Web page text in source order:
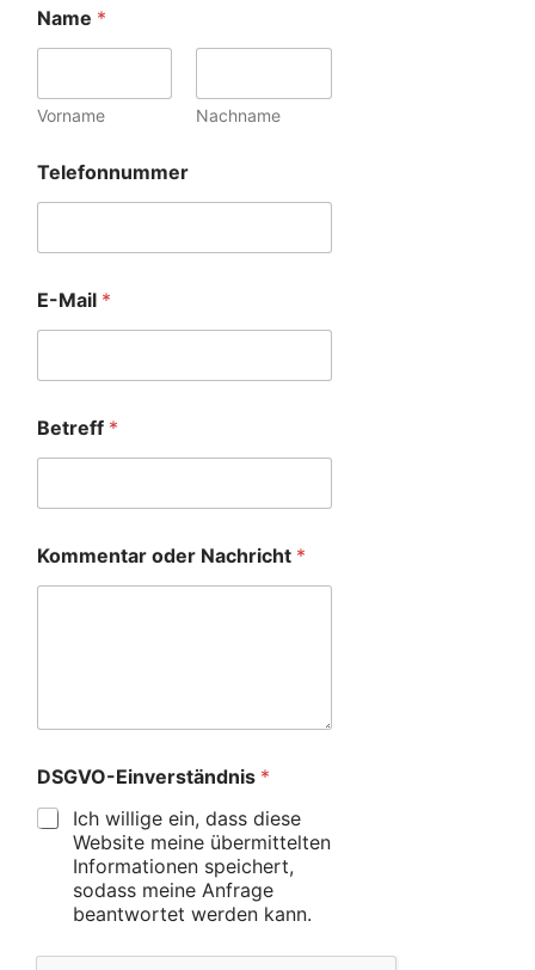
Name *
Vorname Nachname
Telefonnummer
E-Mail *
Betreff *
Kommentar oder Nachricht *
DSGVO-Einverständnis *
Ich willige ein, dass diese
Website meine übermittelten
Informationen speichert,
sodass meine Anfrage
beantwortet werden kann.